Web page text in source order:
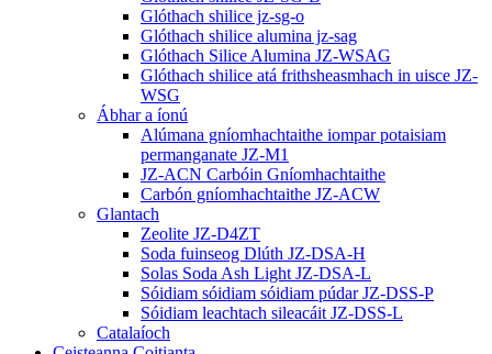
Glóthach shilice jz-sg-o
Glóthach shilice alumina jz-sag
Glóthach Silice Alumina JZ-WSAG
Glóthach shilice atá frithsheasmhach in uisce JZ-
WSG
Ábhar a íonú
Alúmana gníomhachtaithe iompar potaisiam
permanganate JZ-M1
JZ-ACN Carbóin Gníomhachtaithe
Carbón gníomhachtaithe JZ-ACW
Glantach
Zeolite JZ-D4ZT
Soda fuinseog Dlúth JZ-DSA-H
Solas Soda Ash Light JZ-DSA-L
Sóidiam sóidiam sóidiam púdar JZ-DSS-P
Sóidiam leachtach sileacáit JZ-DSS-L
Catalaíoch